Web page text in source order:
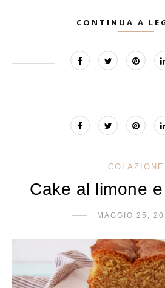
CONTINUA A
COLAZIONE
Cake al limone
MAGGIO 25,